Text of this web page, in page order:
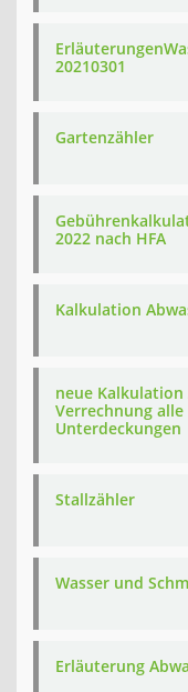
20210301
Gartenzähler
2022 nach HFA
Kalkulation
neue Kalkulation
Verrechnung
Unterdeckungen
Stallzähler
Wasser und
Erläuterung